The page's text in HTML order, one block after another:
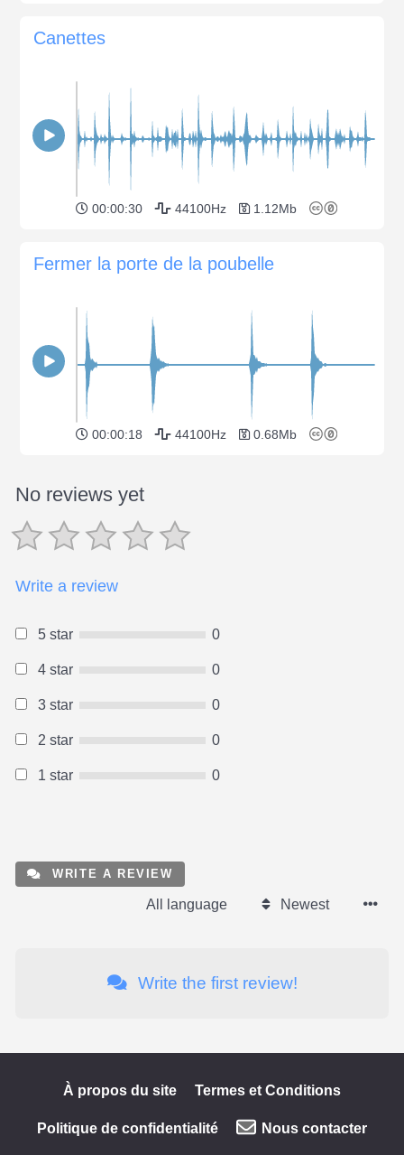
Canettes
00:00:30 44100Hz 1.12Mb
Fermer la porte de la poubelle
00:00:18 44100Hz 0.68Mb
No reviews yet
Write a review
5 star 0
4 star 0
3 star 0
2 star 0
1 star 0
WRITE A REVIEW
All language Newest
Write the first review!
À propos du site Termes et Conditions
Politique de confidentialité Nous contacter